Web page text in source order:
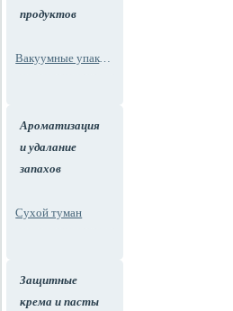
продуктов
Вакуумные упаковки
Ароматизация
и удалание
запахов
Сухой туман
Защитные
крема и пасты